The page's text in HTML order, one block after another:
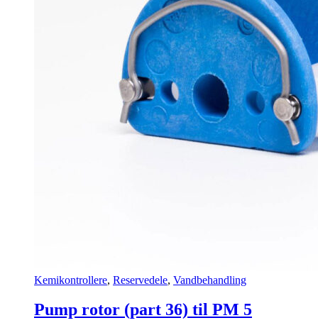
Kemikontrollere, Reservedele, Vandbehandling
Pump rotor (part 36) til PM 5